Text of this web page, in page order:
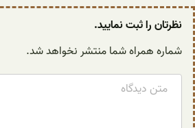
نظرتان را ثبت نمایید.
شماره همراه شما منتشر نخواهد شد.